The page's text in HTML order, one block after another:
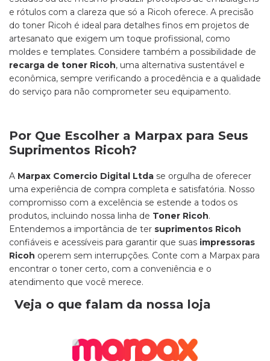
e rótulos com a clareza que só a Ricoh oferece. A precisão
do toner Ricoh é ideal para detalhes finos em projetos de
artesanato que exigem um toque profissional, como
moldes e templates. Considere também a possibilidade de
recarga de toner Ricoh, uma alternativa sustentável e
econômica, sempre verificando a procedência e a qualidade
do serviço para não comprometer seu equipamento.
Por Que Escolher a Marpax para Seus
Suprimentos Ricoh?
A Marpax Comercio Digital Ltda se orgulha de oferecer
uma experiência de compra completa e satisfatória. Nosso
compromisso com a excelência se estende a todos os
produtos, incluindo nossa linha de Toner Ricoh.
Entendemos a importância de ter suprimentos Ricoh
confiáveis e acessíveis para garantir que suas impressoras
Ricoh operem sem interrupções. Conte com a Marpax para
encontrar o toner certo, com a conveniência e o
atendimento que você merece.
Veja o que falam da nossa loja